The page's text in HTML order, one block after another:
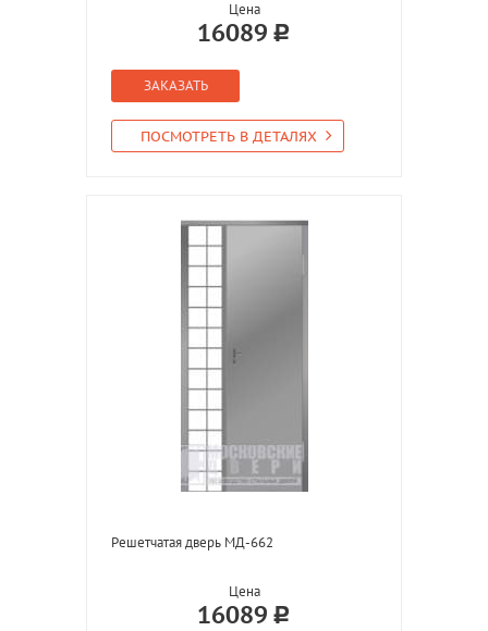
Цена
16089
ЗАКАЗАТЬ
ПОСМОТРЕТЬ В ДЕТАЛЯХ
Решетчатая дверь МД-662
Цена
16089